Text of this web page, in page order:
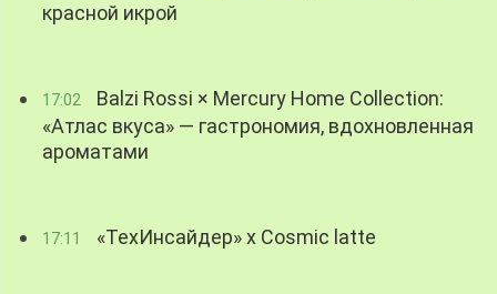
красной икрой
17:02
Balzi Rossi × Mercury Home Collection:
«Атлас вкуса» — гастрономия, вдохновленная
ароматами
17:11 «ТехИнсайдер» х Cosmic latte